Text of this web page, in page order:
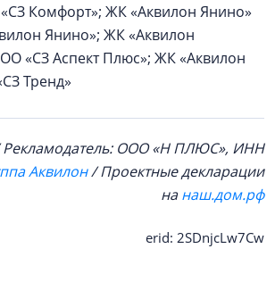
Комфорт»; ЖК «Аквилон Янино»
Янино»; ЖК «Аквилон
«СЗ Аспект Плюс»; ЖК «Аквилон
Тренд»
Рекламодатель: ООО «Н ПЛЮС», ИНН
Аквилон/ Проектные декларации
нанаш.дом.рф
erid: 2SDnjcLw7Cw